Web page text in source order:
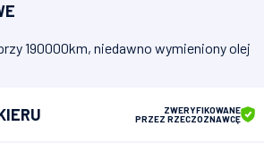
190000km, niedawno wymieniony olej
ZWERYFIKOWANE
PRZEZ RZECZOZNAWCĘ